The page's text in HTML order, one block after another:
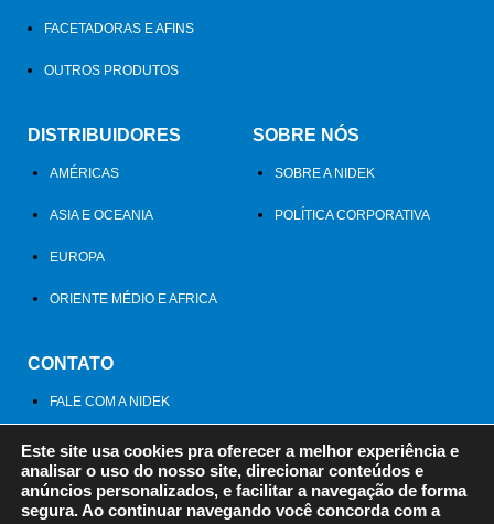
FACETADORAS E AFINS
OUTROS PRODUTOS
DISTRIBUIDORES
AMÉRICAS
ASIA E OCEANIA
EUROPA
ORIENTE MÉDIO E AFRICA
SOBRE NÓS
SOBRE A NIDEK
POLÍTICA CORPORATIVA
CONTATO
FALE COM A NIDEK
Este site usa cookies pra oferecer a melhor experiência e
analisar o uso do nosso site, direcionar conteúdos e
anúncios personalizados, e facilitar a navegação de forma
segura. Ao continuar navegando você concorda com a